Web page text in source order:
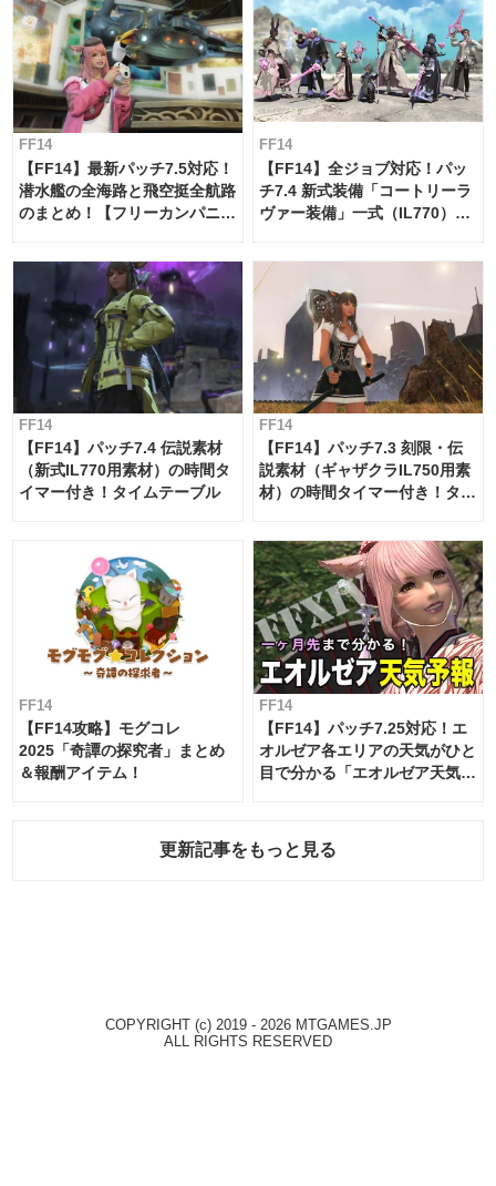
FF14
【FF14】最新パッチ7.5対応！
潜水艦の全海路と飛空挺全航路
のまとめ！【フリーカンパニ
FF14
【FF14】全ジョブ対応！パッ
チ7.4 新式装備「コートリーラ
ヴァー装備」一式（IL770）の
FF14
【FF14】パッチ7.4 伝説素材
（新式IL770用素材）の時間タ
イマー付き！タイムテーブル
FF14
【FF14】パッチ7.3 刻限・伝
説素材（ギャザクラIL750用素
材）の時間タイマー付き！タイ
FF14
【FF14攻略】モグコレ
2025「奇譚の探究者」まとめ
＆報酬アイテム！
FF14
【FF14】パッチ7.25対応！エ
オルゼア各エリアの天気がひと
目で分かる「エオルゼア天気予
更新記事をもっと見る
COPYRIGHT (c) 2019 - 2026 MTGAMES.JP
ALL RIGHTS RESERVED